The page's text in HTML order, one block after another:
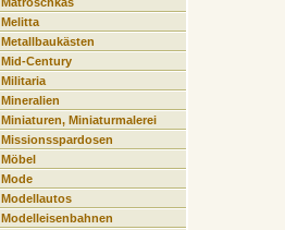
Melitta
Metallbaukästen
Mid-Century
Militaria
Mineralien
Miniaturen, Miniaturmalerei
Missionsspardosen
Möbel
Mode
Modellautos
Modelleisenbahnen